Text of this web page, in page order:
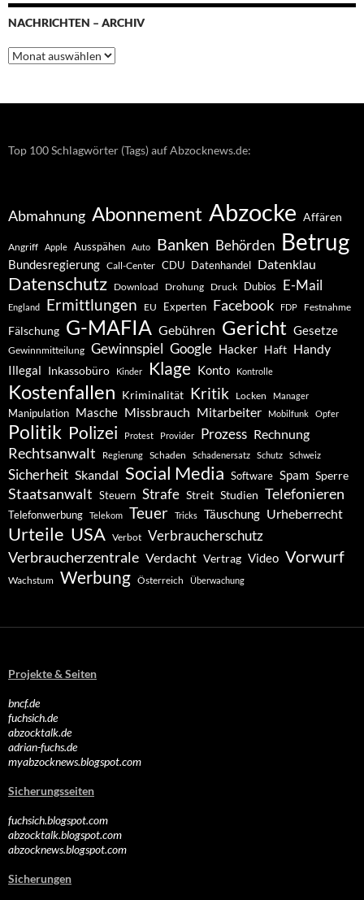
NACHRICHTEN – ARCHIV
Nachrichten
–
Top 100 Schlagwörter (Tags) auf Abzocknews.de:
Abmahnung Abonnement Abzocke Affären
Angriff Apple Ausspähen Auto Banken Behörden Betrug
Bundesregierung Call-Center CDU Datenhandel Datenklau
Datenschutz Download Drohung Druck Dubios E-Mail
England Ermittlungen EU Experten Facebook FDP Festnahme
Fälschung G-MAFIA Gebühren Gericht Gesetze
Gewinnmitteilung Gewinnspiel Google Hacker Haft Handy
Illegal Inkassobüro Kinder Klage Konto Kontrolle
Kostenfallen Kriminalität Kritik Locken Manager
Manipulation Masche Missbrauch Mitarbeiter Mobilfunk Opfer
Politik Polizei Protest Provider Prozess Rechnung
Rechtsanwalt Regierung Schaden Schadenersatz Schutz Schweiz
Sicherheit Skandal Social Media Software Spam Sperre
Staatsanwalt Steuern Strafe Streit Studien Telefonieren
Telefonwerbung Telekom Teuer Tricks Täuschung Urheberrecht
Urteile USA Verbot Verbraucherschutz
Verbraucherzentrale Verdacht Vertrag Video Vorwurf
Wachstum Werbung Österreich Überwachung
Projekte & Seiten
bncf.de
fuchsich.de
abzocktalk.de
adrian-fuchs.de
myabzocknews.blogspot.com
Sicherungsseiten
fuchsich.blogspot.com
abzocktalk.blogspot.com
abzocknews.blogspot.com
Sicherungen